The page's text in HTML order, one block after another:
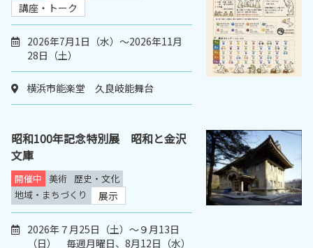
講座・トーク
2026年7月1日（水）～2026年11月
28日（土）
横浜市能楽堂 久良岐能舞台
昭和100年記念特別展 昭和と金沢
文庫
開催中 美術 歴史・文化
地域・まちづくり
展示
2026年７月25日（土）～９月13日
（日） 毎週月曜日、8月12日（水）